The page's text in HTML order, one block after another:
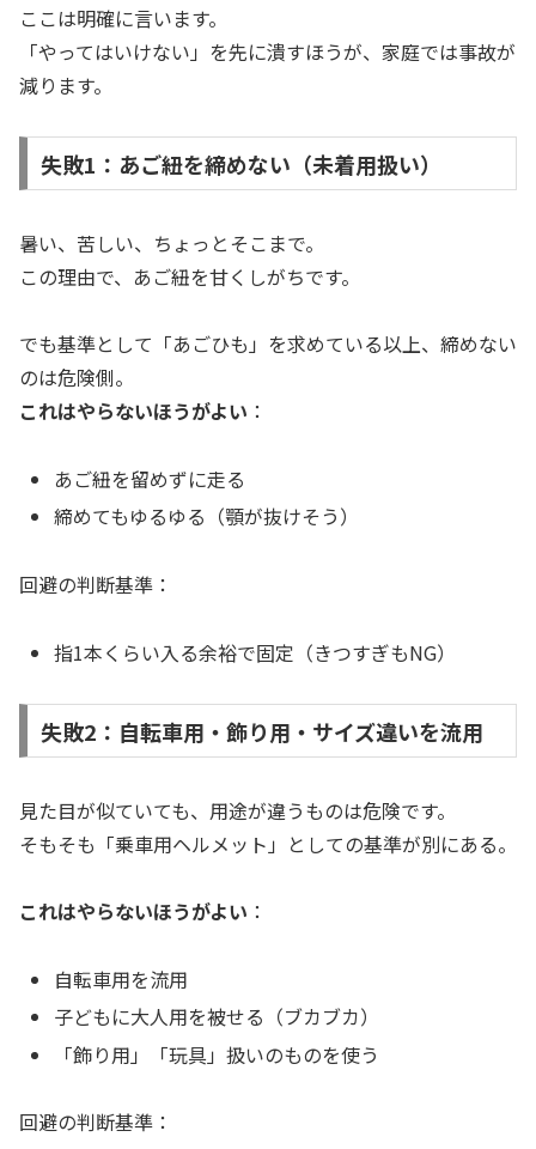
ここは明確に言います。
「やってはいけない」を先に潰すほうが、家庭では事故が
減ります。
失敗1：あご紐を締めない（未着用扱い）
暑い、苦しい、ちょっとそこまで。
この理由で、あご紐を甘くしがちです。
でも基準として「あごひも」を求めている以上、締めない
のは危険側。
これはやらないほうがよい ：
あご紐を留めずに走る
締めてもゆるゆる（顎が抜けそう）
回避の判断基準：
指1本くらい入る余裕で固定（きつすぎもNG）
失敗2：自転車用・飾り用・サイズ違いを流用
見た目が似ていても、用途が違うものは危険です。
そもそも「乗車用ヘルメット」としての基準が別にある。
これはやらないほうがよい ：
自転車用を流用
子どもに大人用を被せる（ブカブカ）
「飾り用」「玩具」扱いのものを使う
回避の判断基準：